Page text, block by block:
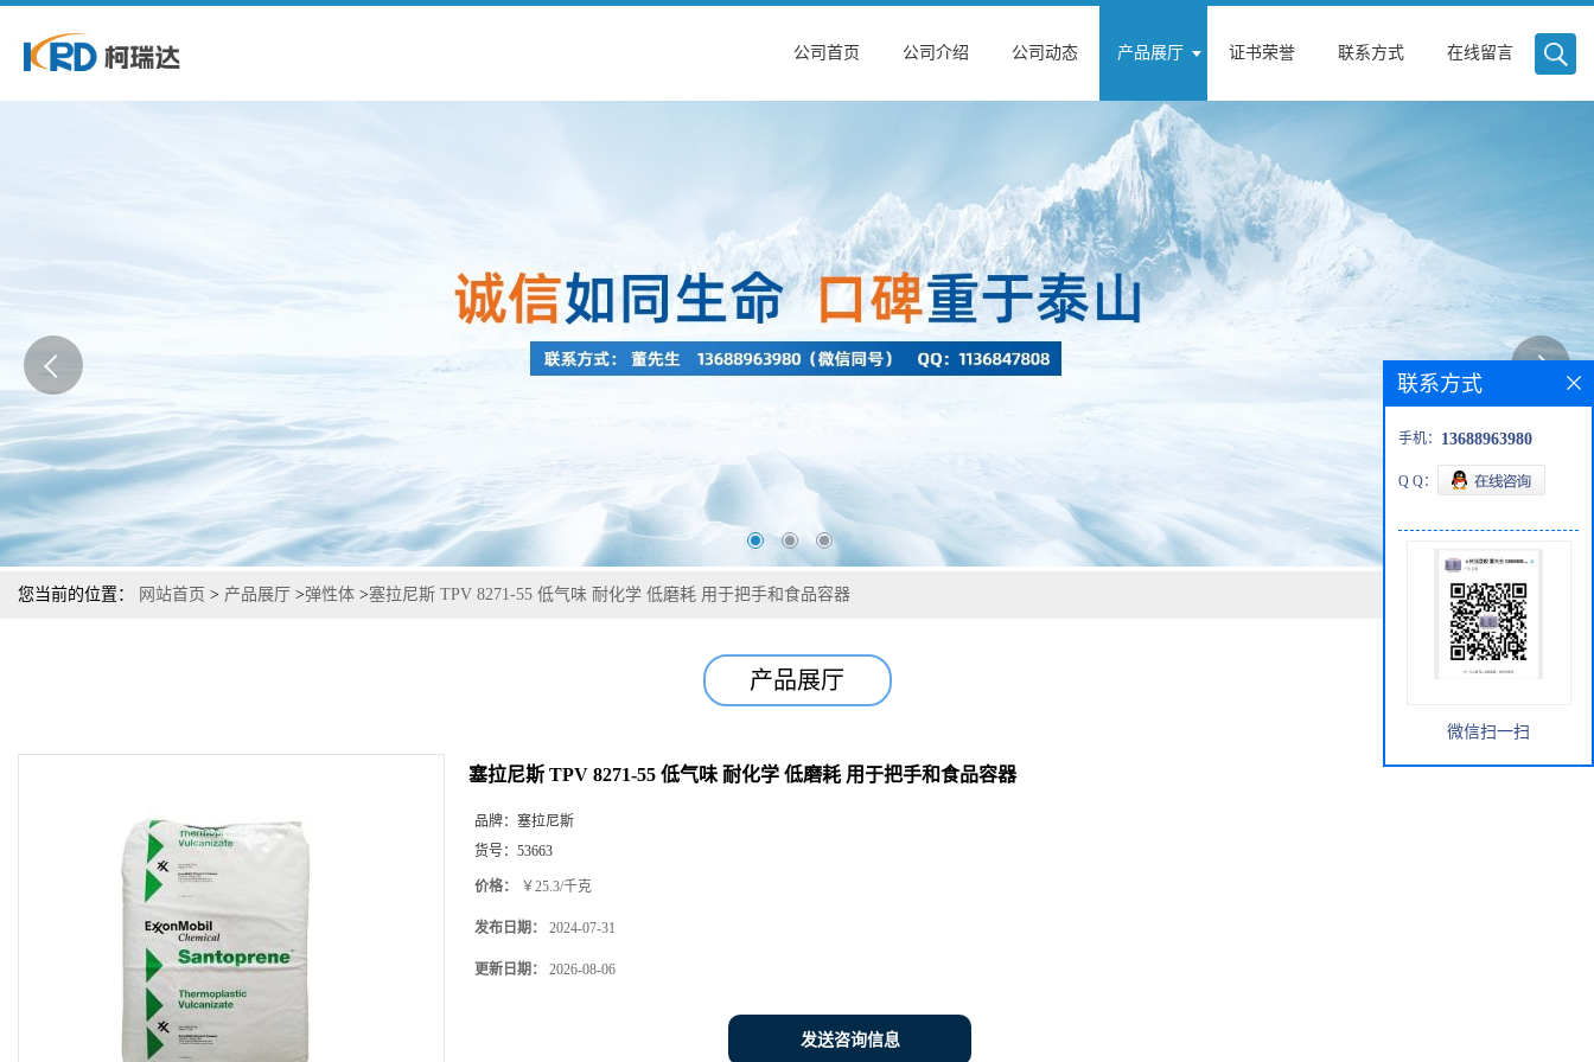
公司首页 公司介绍 公司动态 产品展厅 证书荣誉 联系方式 在线留言
您当前的位置： 网站首页 > 产品展厅 >弹性体 >塞拉尼斯 TPV 8271-55 低气味 耐化学 低磨耗 用于把手和食品容器
产品展厅
塞拉尼斯 TPV 8271-55 低气味 耐化学 低磨耗 用于把手和食品容器
品牌： 塞拉尼斯
货号： 53663
价格： ￥25.3/千克
发布日期： 2024-07-31
更新日期： 2026-08-06
发送咨询信息
联系方式
手机： 13688963980
Q Q：
微信扫一扫